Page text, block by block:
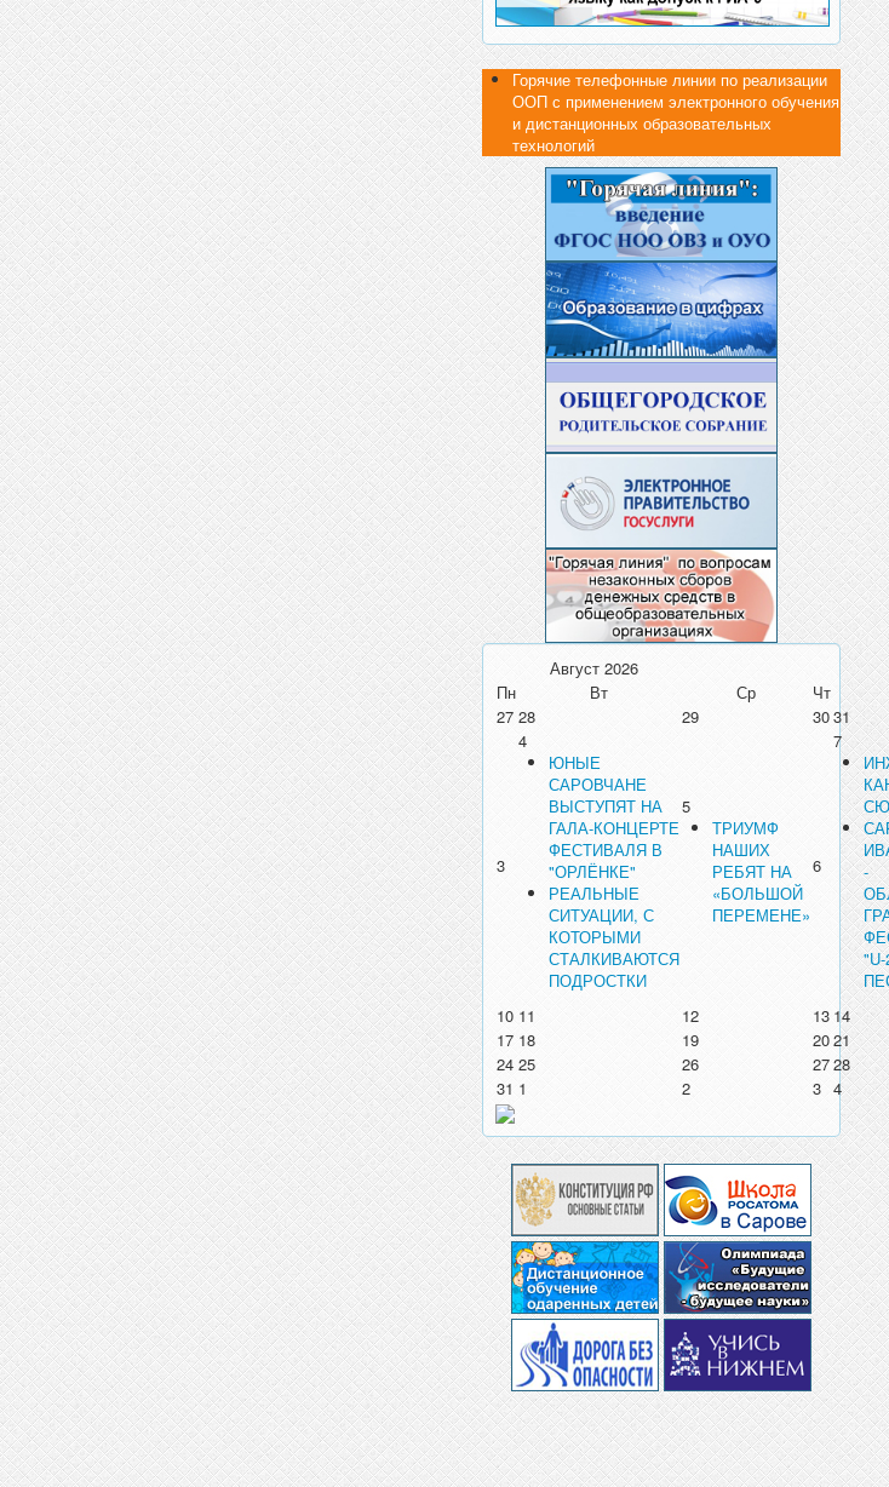
Горячие телефонные линии по реализации
ООП с применением электронного обучения
и дистанционных образовательных
технологий
Август 2026
Пн
Вт Ср
Чт
27 28 29 3031
3
4
ЮНЫЕ
САРОВЧАНЕ
ВЫСТУПЯТ НА
ГАЛА-КОНЦЕРТЕ
ФЕСТИВАЛЯ В
"ОРЛЁНКЕ"
РЕАЛЬНЫЕ
СИТУАЦИИ, С
КОТОРЫМИ
СТАЛКИВАЮТСЯ
ПОДРОСТКИ
5
ТРИУМФ
НАШИХ
РЕБЯТ НА
«БОЛЬШОЙ
ПЕРЕМЕНЕ»
6
7
-
10 11 12 13 14
17 18 19 2021
24 25 26 2728
31 1 2 3 4